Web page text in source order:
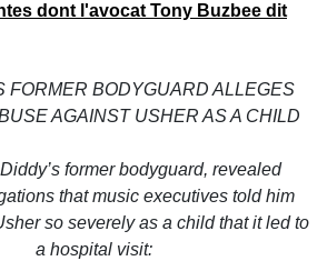
dont l'avocat Tony Buzbee dit
BODYGUARD ALLEGES
AGAINST USHER AS A CHILD
former bodyguard, revealed
that music executives told him
so severely as a child that it led to
a hospital visit: